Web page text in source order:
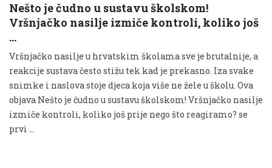
Nešto je čudno u sustavu školskom!
Vršnjačko nasilje izmiče kontroli, koliko još
…
Vršnjačko nasilje u hrvatskim školama sve je brutalnije, a
reakcije sustava često stižu tek kad je prekasno. Iza svake
snimke i naslova stoje djeca koja više ne žele u školu. Ova
objava Nešto je čudno u sustavu školskom! Vršnjačko nasilje
izmiče kontroli, koliko još prije nego što reagiramo? se
prvi …